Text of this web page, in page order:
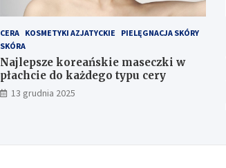
CERA KOSMETYKI AZJATYCKIE
PIELĘGNACJA SKÓRY
SKÓRA
Najlepsze koreańskie maseczki w
płachcie do każdego typu cery
13 grudnia 2025